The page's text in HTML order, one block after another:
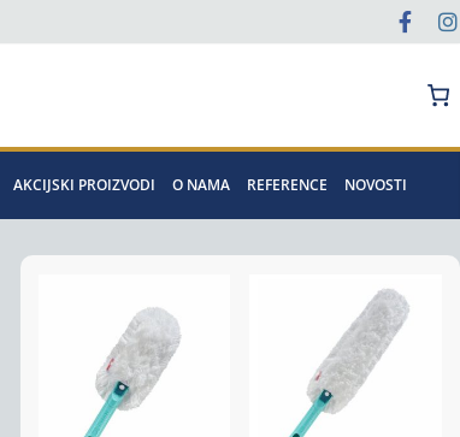
AKCIJSKI PROIZVODI O NAMA REFERENCE NOVOSTI